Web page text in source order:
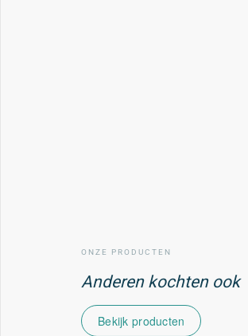
ONZE PRODUCTEN
Anderen kochten ook
Bekijk producten
00 / 02